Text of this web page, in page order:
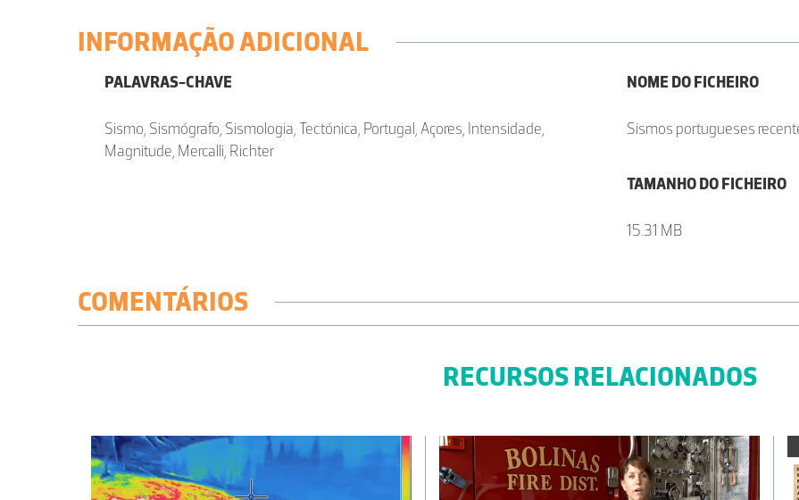
INFORMAÇÃO ADICIONAL
PALAVRAS-CHAVE
Sismo, Sismógrafo, Sismologia, Tectónica, Portugal, Açores, Intensidade,
Magnitude, Mercalli, Richter
NOME DO FICHEIRO
Sismos portugueses
TAMANHO DO FICHEIRO
15.31 MB
COMENTÁRIOS
RECURSOS RELACIONADOS